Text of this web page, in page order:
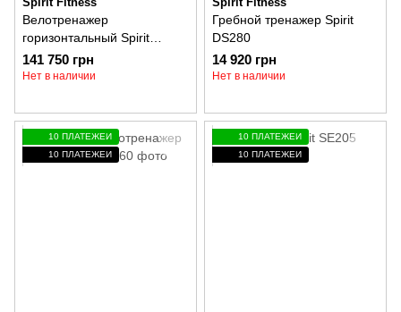
Велотренажер
горизонтальный Spirit
CR900-ENT
141 750 грн
Нет в наличии
Гребной тренажер Spirit
DS280
14 920 грн
Нет в наличии
10 ПЛАТЕЖЕЙ
10 ПЛАТЕЖЕЙ
10 ПЛАТЕЖЕЙ
10 ПЛАТЕЖЕЙ